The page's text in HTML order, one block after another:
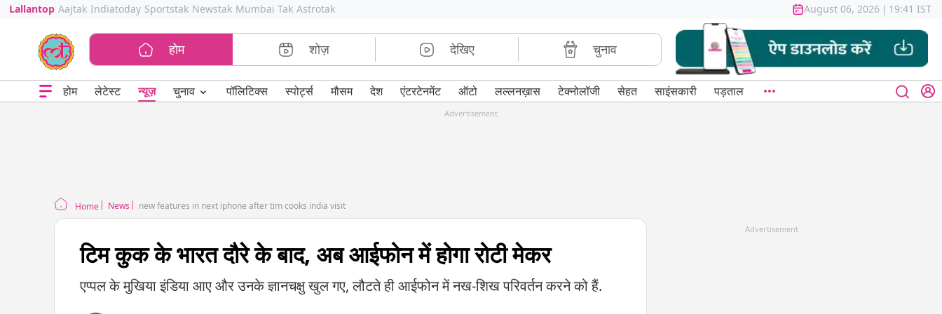
Lallantop Aajtak Indiatoday Sportstak Newstak Mumbai Tak Astrotak August 06, 2026 | 19:41 IST
होम शोज़ देखिए चुनाव
होम लेटेस्ट न्यूज़ चुनाव ⌄ पॉलिटिक्स स्पोर्ट्स मौसम देश एंटरटेनमेंट ऑटो लल्लनख़ास टेक्नोलॉजी सेहत साइंसकारी पड़ताल
Advertisement
Home News new features in next iphone after tim cooks india visit
टिम कुक के भारत दौरे के बाद, अब आईफोन में होगा रोटी मेकर
एप्पल के मुखिया इंडिया आए और उनके ज्ञानचक्षु खुल गए, लौटते ही आईफोन में नख-शिख परिवर्तन करने को हैं.
Advertisement